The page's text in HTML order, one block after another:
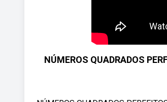
NÚMEROS QUADRADOS